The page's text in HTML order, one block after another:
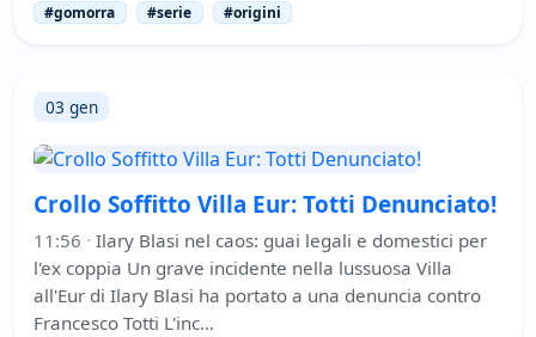
#gomorra #serie #origini
03 gen
Crollo Soffitto Villa Eur: Totti Denunciato!
11:56 · Ilary Blasi nel caos: guai legali e domestici per
l'ex coppia Un grave incidente nella lussuosa Villa
all'Eur di Ilary Blasi ha portato a una denuncia contro
Francesco Totti L'inc…